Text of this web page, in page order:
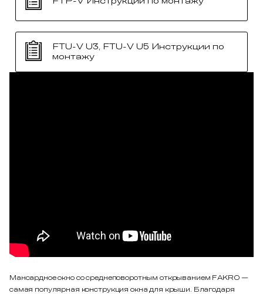
FTU-V U3, FTU-V U5 Инструкции по
монтажу
Мансардное окно со среднеповоротным открыванием FAKRO —
самая популярная конструкция окна для крыши. Благодаря